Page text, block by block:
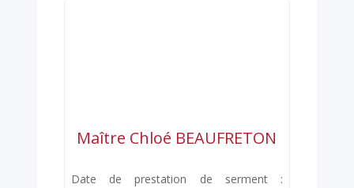
Maître Chloé BEAUFRETON
Date de prestation de serment :